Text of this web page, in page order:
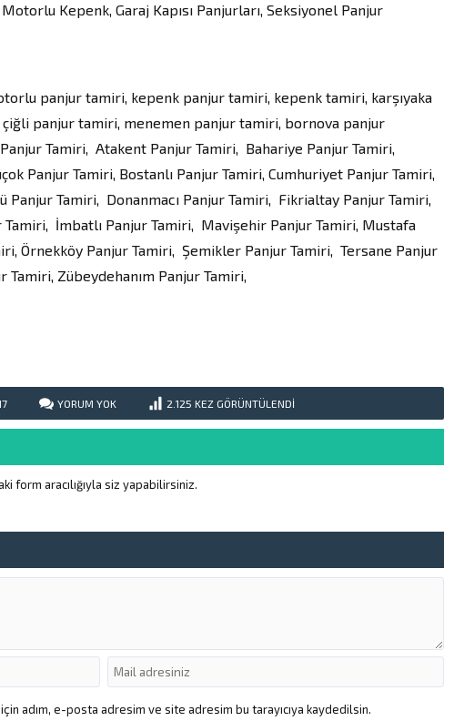
Kepenk, Garaj Kapısı Panjurları, Seksiyonel Panjur
panjur tamiri, kepenk panjur tamiri, kepenk tamiri, karşıyaka
panjur tamiri, menemen panjur tamiri, bornova panjur
Tamiri, Atakent Panjur Tamiri, Bahariye Panjur Tamiri,
Panjur Tamiri, Bostanlı Panjur Tamiri, Cumhuriyet Panjur Tamiri,
Panjur Tamiri, Donanmacı Panjur Tamiri, Fikrialtay Panjur Tamiri,
İmbatlı Panjur Tamiri, Mavişehir Panjur Tamiri, Mustafa
Örnekköy Panjur Tamiri, Şemikler Panjur Tamiri, Tersane Panjur
Tamiri, Zübeydehanım Panjur Tamiri,
YORUM YOK 2.125 KEZ GÖRÜNTÜLENDI
form aracılığıyla siz yapabilirsiniz.
adım, e-posta adresim ve site adresim bu tarayıcıya kaydedilsin.